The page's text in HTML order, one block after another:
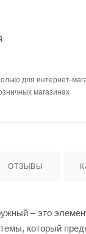
для интернет-
магазинах
ОТЗЫВЫ
– это
который